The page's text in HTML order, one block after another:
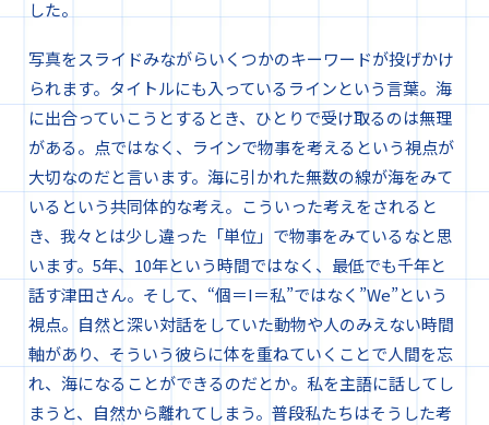
した。
写真をスライドみながらいくつかのキーワードが投げかけ
られます。タイトルにも入っているラインという言葉。海
に出合っていこうとするとき、ひとりで受け取るのは無理
がある。点ではなく、ラインで物事を考えるという視点が
大切なのだと言います。海に引かれた無数の線が海をみて
いるという共同体的な考え。こういった考えをされると
き、我々とは少し違った「単位」で物事をみているなと思
います。5年、10年という時間ではなく、最低でも千年と
話す津田さん。そして、“個＝I＝私”ではなく”We”という
視点。自然と深い対話をしていた動物や人のみえない時間
軸があり、そういう彼らに体を重ねていくことで人間を忘
れ、海になることができるのだとか。私を主語に話してし
まうと、自然から離れてしまう。普段私たちはそうした考